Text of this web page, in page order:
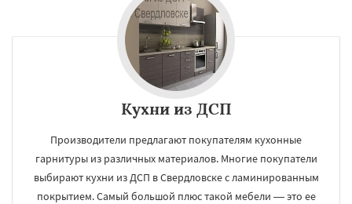
Работаем по
регионам
Северный Софрино Томилино
Тучково
Уваровка Удельная Фосфоритный
Фряново Хорлово Черкизово Черусти
Шаховская
Кухни из ДСП
Производители предлагают покупателям кухонные
гарнитуры из различных материалов. Многие покупатели
выбирают кухни из ДСП в Свердловске с ламинированным
покрытием. Самый большой плюс такой мебели — это ее
УЗНАТЬ ПОДРОБНЕЕ